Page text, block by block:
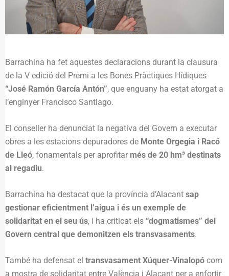
Barrachina ha fet aquestes declaracions durant la clausura
de la V edició del Premi a les Bones Pràctiques Hídiques
“José Ramón García Antón”, que enguany ha estat atorgat a
l’enginyer Francisco Santiago.
El conseller ha denunciat la negativa del Govern a executar
obres a les estacions depuradores de Monte Orgegia i Racó
de Lleó, fonamentals per aprofitar més de 20 hm³ destinats
al regadiu.
Barrachina ha destacat que la província d’Alacant sap
gestionar eficientment l’aigua i és un exemple de
solidaritat en el seu ús, i ha criticat els “dogmatismes” del
Govern central que demonitzen els transvasaments.
També ha defensat el transvasament Xúquer-Vinalopó com
a mostra de solidaritat entre València i Alacant per a enfortir